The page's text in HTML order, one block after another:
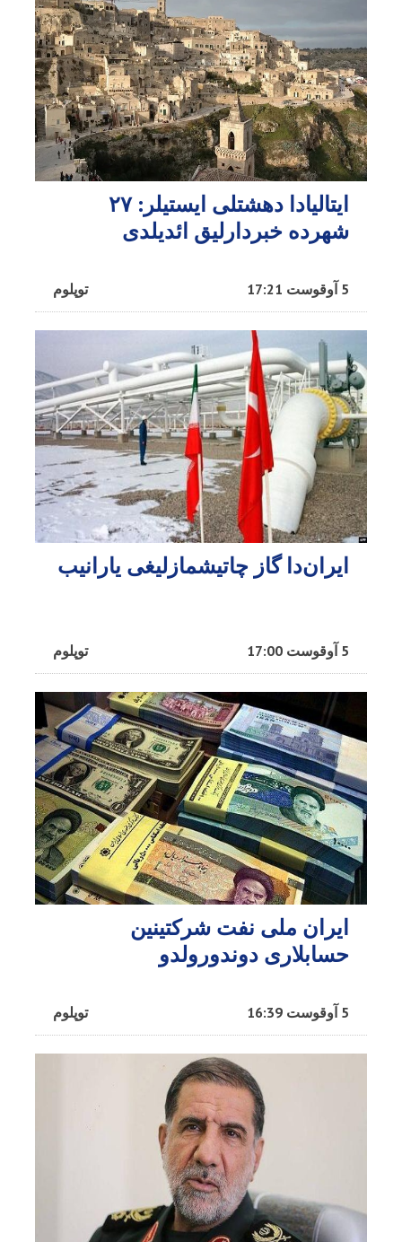
ایتالیادا دهشتلی ایستیلر: ۲۷
شهرده خبردارلیق ائدیلدی
توپلوم 5 آوقوست 17:21
ایران‌دا گاز چاتیشمازلیغی یارانیب
توپلوم 5 آوقوست 17:00
ایران ملی نفت شرکتینین
حسابلاری دوندورولدو
توپلوم 5 آوقوست 16:39